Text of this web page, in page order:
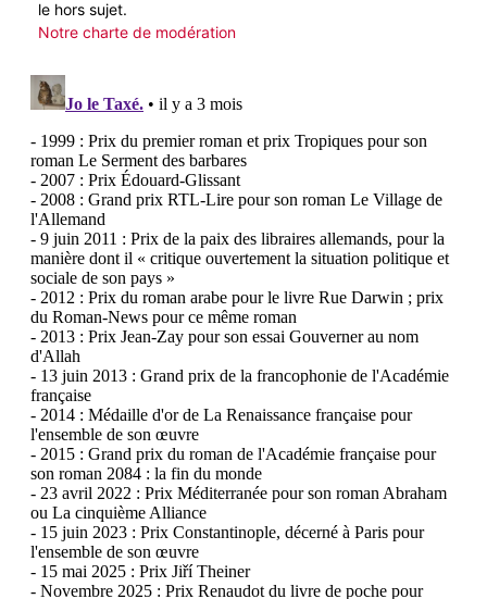
le hors sujet.
Notre charte de modération